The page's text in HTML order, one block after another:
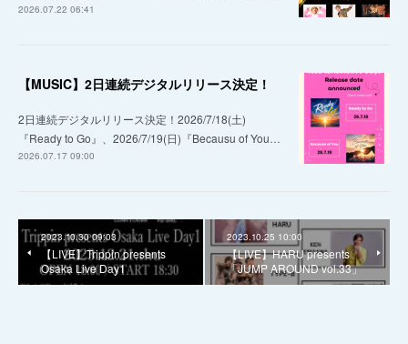
2026.07.22 06:41
【MUSIC】2日連続デジタルリリース決定！
2日連続デジタルリリース決定！2026/7/18(土)
『Ready to Go』、2026/7/19(日)『Becausu of You…
2026.07.17 09:00
2023.10.30 09:03
【LIVE】Trippin presents
Osaka Live Day1
2023.10.25 10:00
【LIVE】HARU presents
「JUMP AROUND vol.33」